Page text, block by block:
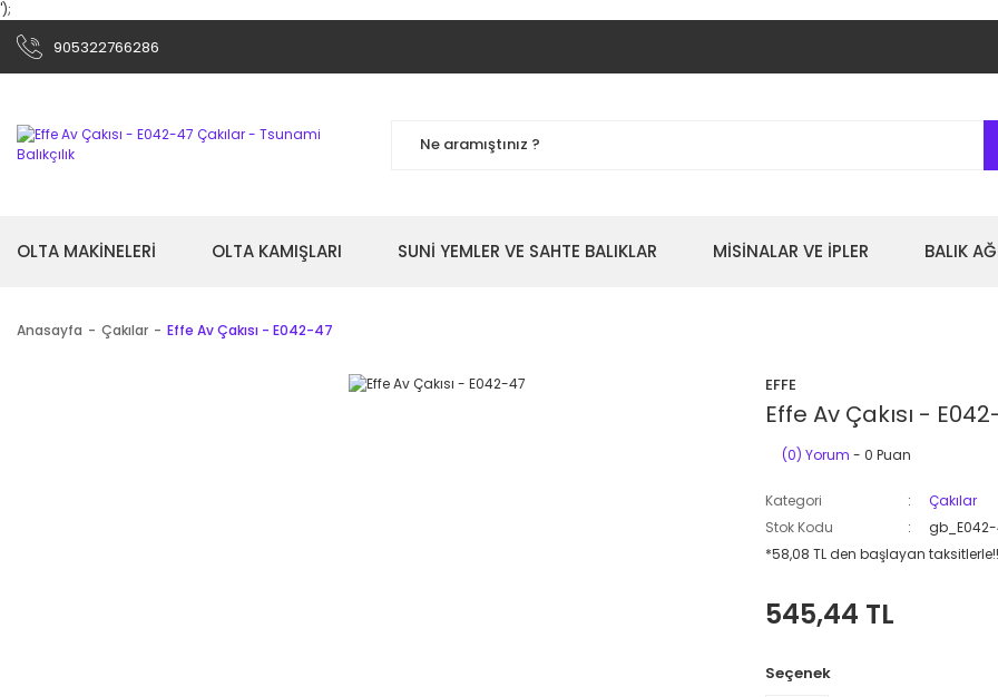
');
905322766286
OLTA MAKİNELERİ OLTA KAMIŞLARI SUNİ YEMLER VE SAHTE BALIKLAR MİSİNALAR VE İPLER BALIK
Anasayfa Çakılar Effe Av Çakısı - E042-47
EFFE
Effe Av Çakısı -
(0) Yorum - 0 Puan
Kategori
Çakılar
Stok Kodu
*58,08 TL den başlayan taksitlerle!!
545,44 TL
Seçenek